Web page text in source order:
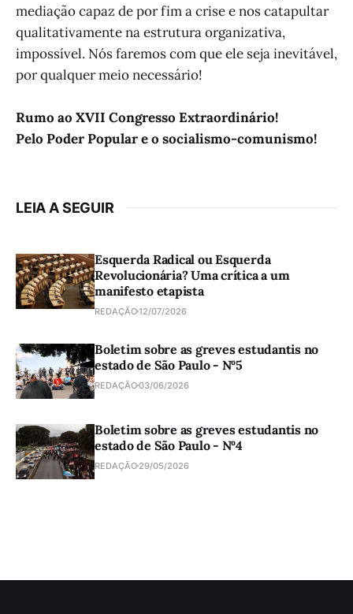
mediação capaz de por fim a crise e nos catapultar
qualitativamente na estrutura organizativa,
impossível. Nós faremos com que ele seja inevitável,
por qualquer meio necessário!
Rumo ao XVII Congresso Extraordinário!
Pelo Poder Popular e o socialismo-comunismo!
LEIA A SEGUIR
Esquerda Radical ou Esquerda
Revolucionária? Uma crítica a um
manifesto etapista
REDAÇÃO12/07/2026
Boletim sobre as greves estudantis no
estado de São Paulo - Nº5
REDAÇÃO03/06/2026
Boletim sobre as greves estudantis no
estado de São Paulo - Nº4
REDAÇÃO 29/05/2026